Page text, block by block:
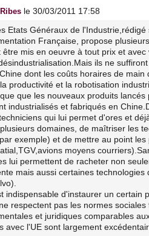
le 30/03/2011 17:58
Etats Généraux de
Française, propose
être mis en oeuvre à tout prix et
ils ne
dont les coûts horaires de
productivité et la robotisation
que les nouveaux produits
industrialisés et fabriqués en
qui lui permet d'ores et
domaines, de maîtriser les
exemple) et de mettre au point les
moyens
lui permettent de racheter non
mais aussi certaines technologies
indispensable d'instaurer un certain
respectent pas les normes
et juridiques comparables
avec l'UE sont largement